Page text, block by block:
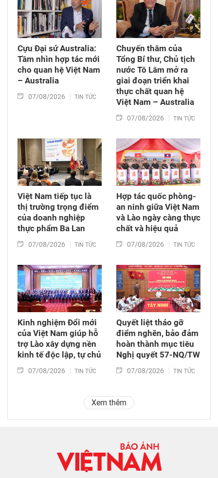
một số điều của Luật Tần số vô tuyến điện,
Luật Viễn thông, Luật Giao dịch điện tử và Luật
Chuyển giao công nghệ. Sau đó, Quốc hội thảo
luận ở tổ về 3 dự án Luật trên.
Cựu Đại sứ Australia:
Tầm nhìn hợp tác mới
cho quan hệ Việt Nam
– Australia
07/08/2026 TIN TỨC
Chuyến thăm của
Tổng Bí thư, Chủ tịch
nước Tô Lâm mở ra
giai đoạn triển khai
thực chất quan hệ
Việt Nam – Australia
07/08/2026 TIN TỨC
Việt Nam tiếp tục là
thị trường trọng điểm
của doanh nghiệp
thực phẩm Ba Lan
07/08/2026 TIN TỨC
Hợp tác quốc phòng-
an ninh giữa Việt Nam
và Lào ngày càng thực
chất và hiệu quả
07/08/2026 TIN TỨC
Kinh nghiệm Đổi mới
của Việt Nam giúp hỗ
trợ Lào xây dựng nền
kinh tế độc lập, tự chủ
07/08/2026 TIN TỨC
Quyết liệt tháo gỡ
điểm nghẽn, bảo đảm
hoàn thành mục tiêu
Nghị quyết 57-NQ/TW
07/08/2026 TIN TỨC
Xem thêm